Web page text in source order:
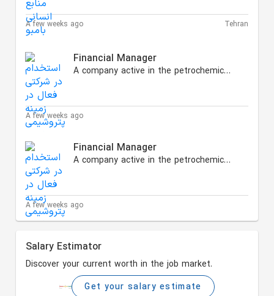
A few weeks ago Tehran
Financial Manager
A company active in the petrochemical and energy sectors
A few weeks ago
Financial Manager
A company active in the petrochemical and energy sectors
A few weeks ago
Salary Estimator
Discover your current worth in the job market.
Get your salary estimate